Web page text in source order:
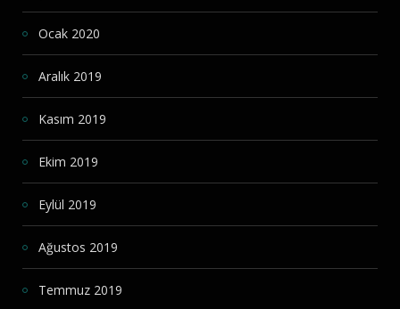
Ocak 2020
Aralık 2019
Kasım 2019
Ekim 2019
Eylül 2019
Ağustos 2019
Temmuz 2019